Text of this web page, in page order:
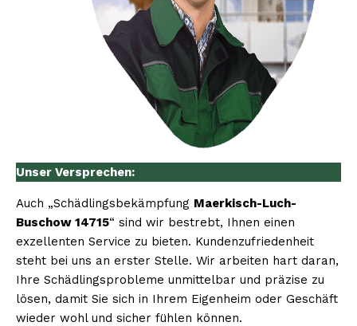
Unser Versprechen:
Auch „Schädlingsbekämpfung Maerkisch-Luch-
Buschow 14715“ sind wir bestrebt, Ihnen einen
exzellenten Service zu bieten. Kundenzufriedenheit
steht bei uns an erster Stelle. Wir arbeiten hart daran,
Ihre Schädlingsprobleme unmittelbar und präzise zu
lösen, damit Sie sich in Ihrem Eigenheim oder Geschäft
wieder wohl und sicher fühlen können.